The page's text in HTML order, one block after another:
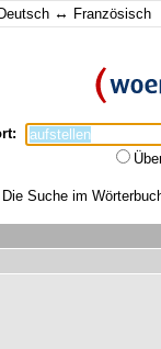
Deutsch ↔ Französisch
Die Suche im